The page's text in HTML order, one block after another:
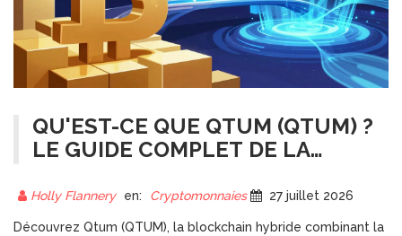
QU'EST-CE QUE QTUM (QTUM) ?
LE GUIDE COMPLET DE LA
Holly Flannery en: Cryptomonnaies 27 juillet 2026
Découvrez Qtum (QTUM), la blockchain hybride combinant la